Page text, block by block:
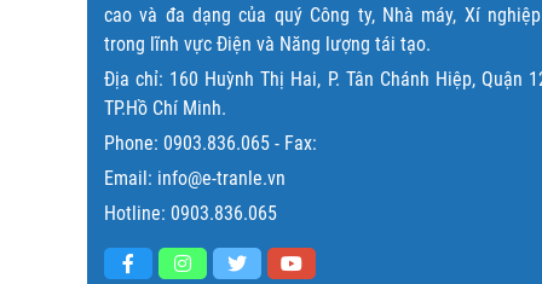
cao và đa dạng của quý Công ty, Nhà máy, Xí
trong lĩnh vực Điện và Năng lượng tái tạo.
Địa chỉ: 160 Huỳnh Thị Hai, P. Tân Chánh Hiệp, Quận
TP.Hồ Chí Minh.
Phone: 0903.836.065 - Fax:
Email: info@e-tranle.vn
Hotline: 0903.836.065